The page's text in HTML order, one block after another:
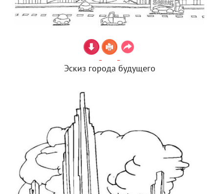
Эскиз города будущего